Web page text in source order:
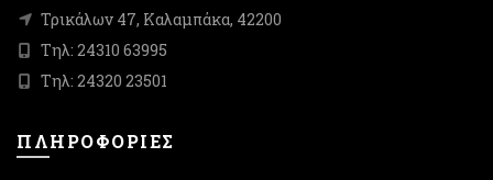
Τρικάλων 47, Καλαμπάκα, 42200
Τηλ: 24310 63995
Τηλ: 24320 23501
ΠΛΗΡΟΦΟΡΙΕΣ